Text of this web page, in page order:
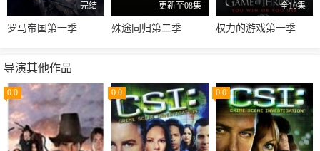
完结
罗马帝国第一季
更新至08集
殊途同归第二季
全10集
权力的游戏第一季
导演其他作品
0.0 0.0 0.0